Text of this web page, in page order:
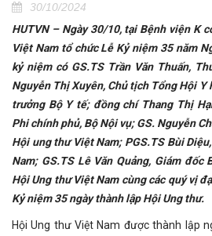
30/10/2024
HUTVN – Ngày 30/10, tại Bệnh viện K
Việt Nam tổ chức Lễ Kỷ niệm 35 năm
kỷ niệm có GS.TS Trần Văn Thuấn,
Nguyễn Thị Xuyên, Chủ tịch Tổng Hội Y
trưởng Bộ Y tế; đồng chí Thang Thị
Phi chính phủ, Bộ Nội vụ; GS. Nguyễn
Hội ung thư Việt Nam; PGS.TS Bùi
Nam; GS.TS Lê Văn Quảng, Giám đốc
Hội Ung thư Việt Nam cùng các quý vị
Kỷ niệm 35 ngày thành lập Hội Ung thư.
Hội Ung thư Việt Nam được thành lập